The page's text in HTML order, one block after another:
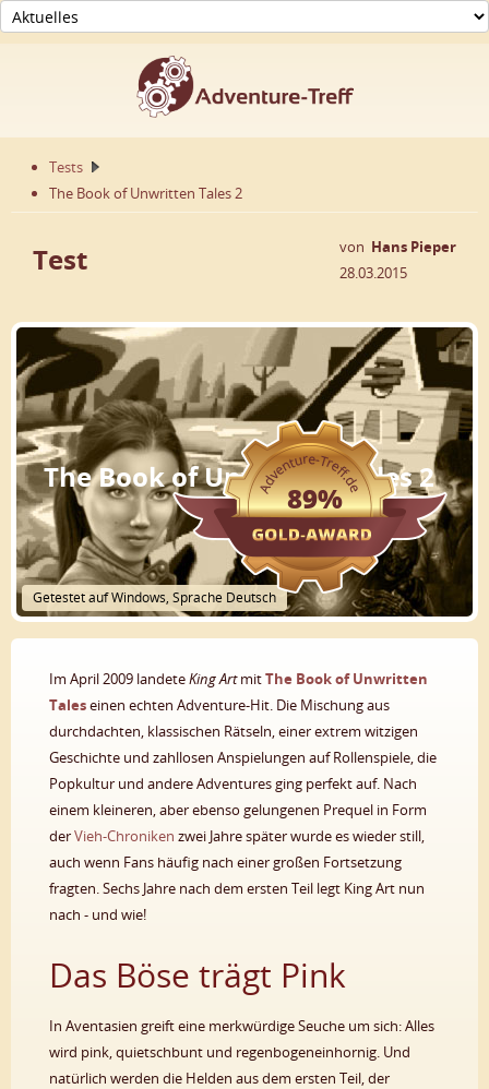
Tests
The Book of Unwritten Tales 2
Test von Hans Pieper
28.03.2015
The Book of Unwritten Tales 2
Getestet auf Windows, Sprache Deutsch
89%
Im April 2009 landeteKing ArtmitThe Book of Unwritten
Taleseinen echten Adventure-Hit. Die Mischung aus
durchdachten, klassischen Rätseln, einer extrem witzigen
Geschichte und zahllosen Anspielungen auf Rollenspiele, die
Popkultur und andere Adventures ging perfekt auf. Nach
einem kleineren, aber ebenso gelungenen Prequel in Form
derVieh-Chroniken zwei Jahre später wurde es wieder still,
auch wenn Fans häufig nach einer großen Fortsetzung
fragten. Sechs Jahre nach dem ersten Teil legt King Art nun
nach - und wie!
Das Böse trägt Pink
In Aventasien greift eine merkwürdige Seuche um sich: Alles
wird pink, quietschbunt und regenbogeneinhornig. Und
natürlich werden die Helden aus dem ersten Teil, der